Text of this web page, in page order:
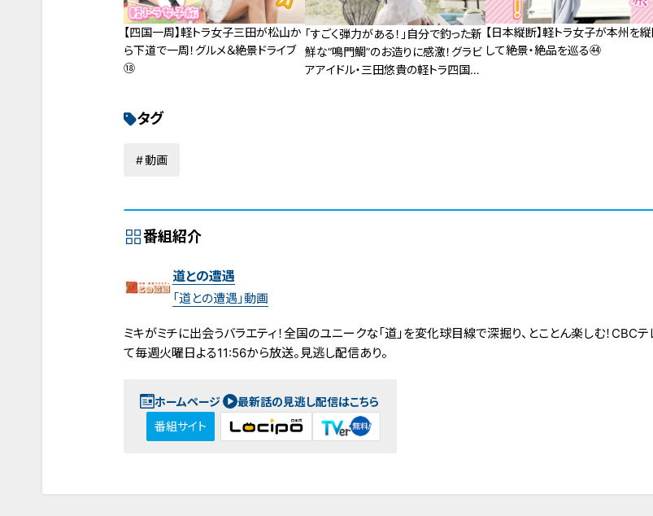
【四国一周】軽トラ女子三田が松山か
ら下道で一周！グルメ＆絶景ドライブ
⑱
「すごく弾力がある！」自分で釣った新
鮮な“鳴門鯛”のお造りに感激！グラビ
アアイドル・三田悠貴の軽トラ四国一
【日本縦断】軽トラ女子が本州を
して絶景・絶品を巡る㊹
タグ
動画
番組紹介
道との遭遇
「道との遭遇」動画
ミキがミチに出会うバラエティ！全国のユニークな「道」を変化球目線で深掘り、とことん楽しむ！CBCテ
て毎週火曜日よる11:56から放送。見逃し配信あり。
ホームページ
番組サイト
最新話の見逃し配信はこちら